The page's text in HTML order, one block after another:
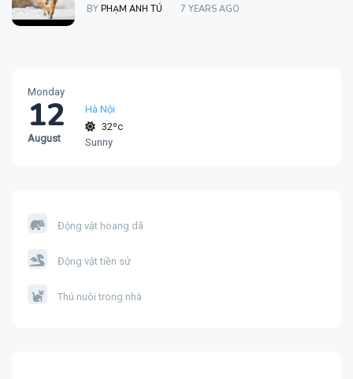
Monday
12
August
Hà Nội
32ºc
Sunny
Động vật hoang dã
Động vật tiền sử
Thú nuôi trong nhà
BY PHẠM ANH TÚ 7 YEARS AGO